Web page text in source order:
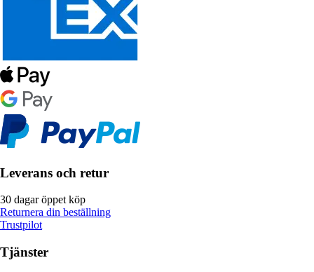
Leverans och retur
30 dagar öppet köp
Returnera din beställning
Trustpilot
Tjänster